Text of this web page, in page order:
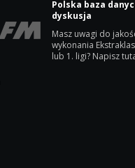
Polska baza
dyskusja
Masz uwagi do
wykonania
lub 1. ligi? Napisz